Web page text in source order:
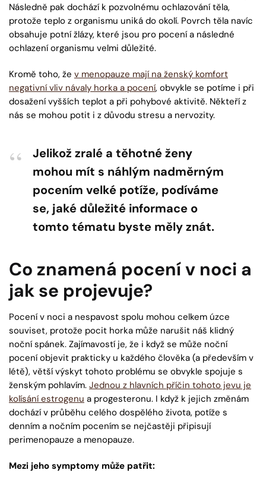
Následně pak dochází k pozvolnému ochlazování těla,
protože teplo z organismu uniká do okolí. Povrch těla navíc
obsahuje potní žlázy, které jsou pro pocení a následné
ochlazení organismu velmi důležité.
Kromě toho, že v menopauze mají na ženský komfort
negativní vliv návaly horka a pocení, obvykle se potíme i při
dosažení vyšších teplot a při pohybové aktivitě. Někteří z
nás se mohou potit i z důvodu stresu a nervozity.
Jelikož zralé a těhotné ženy
mohou mít s náhlým nadměrným
pocením velké potíže, podíváme
se, jaké důležité informace o
tomto tématu byste měly znát.
Co znamená pocení v noci a
jak se projevuje?
Pocení v noci a nespavost spolu mohou celkem úzce
souviset, protože pocit horka může narušit náš klidný
noční spánek. Zajímavostí je, že i když se může noční
pocení objevit prakticky u každého člověka (a především v
létě), větší výskyt tohoto problému se obvykle spojuje s
ženským pohlavím. Jednou z hlavních příčin tohoto jevu je
kolísání estrogenu a progesteronu. I když k jejich změnám
dochází v průběhu celého dospělého života, potíže s
denním a nočním pocením se nejčastěji připisují
perimenopauze a menopauze.
Mezi jeho symptomy může patřit: